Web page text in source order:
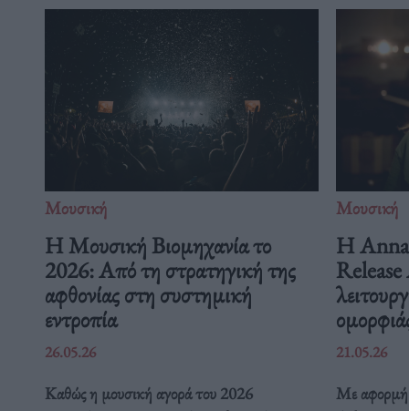
Μουσική
Η Μουσική Βιομηχανία το
2026: Από τη στρατηγική της
αφθονίας στη συστημική
εντροπία
26.05.26
Καθώς η μουσική αγορά του 2026
Μουσική
Η Anna
21.05.26
Με αφορμή